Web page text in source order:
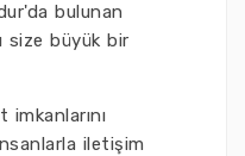
bulunan
size büyük bir
iletişim